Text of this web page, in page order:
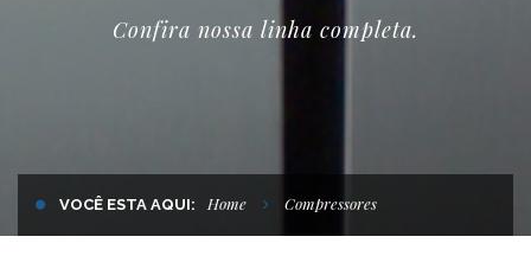
Confira nossa linha completa.
VOCÊ ESTA AQUI: Home Compressores